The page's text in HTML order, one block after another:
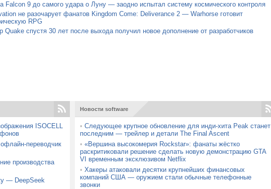
Falcon 9 до самого удара о Луну — заодно испытал систему космического контроля
не разочарует фанатов Kingdom Come: Deliverance 2 — Warhorse готовит
RPG
Quake спустя 30 лет после выхода получил новое дополнение от разработчиков
ISOCELL
переводчик
производства
— DeepSeek
Новости software
• Следующее крупное обновление для инди-хита Peak станет
последним — трейлер и детали The Final Ascent
• «Вершина высокомерия Rockstar»: фанаты жёстко
раскритиковали решение сделать новую демонстрацию GTA
VI временным эксклюзивом Netflix
• Хакеры атаковали десятки крупнейших финансовых
компаний США — оружием стали обычные телефонные
звонки